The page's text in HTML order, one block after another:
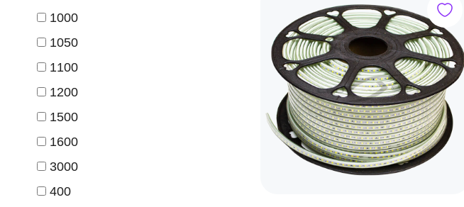
1000
1050
1100
1200
1500
1600
3000
400